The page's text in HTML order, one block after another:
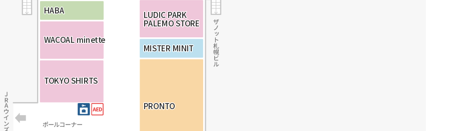
PRONTO
PRONTO
PRONTO
MISTERMINIT
MISTERMINIT
MISTERMINIT
LUDICPARK
PALEMOSTORE
LUDICPARK
PALEMOSTORE
LUDICPARK
PALEMOSTORE
TOKYOSHIRTS
TOKYOSHIRTS
TOKYOSHIRTS
WACOALminette
WACOALminette
WACOALminette
HABA
HABA
HABA